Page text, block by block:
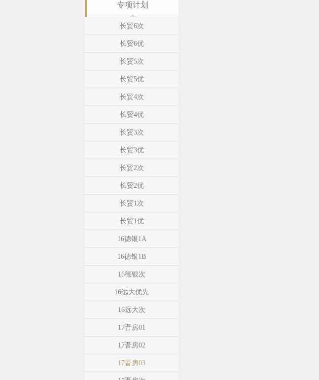
专项计划
长贸6次
长贸6优
长贸5次
长贸5优
长贸4次
长贸4优
长贸3次
长贸3优
长贸2次
长贸2优
长贸1次
长贸1优
16德银1A
16德银1B
16德银次
16远大优先
16远大次
17晋房01
17晋房02
17晋房03